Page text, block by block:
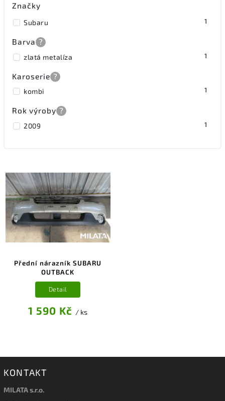
Značky
Subaru 1
Barva ?
zlatá metalíza 1
Karoserie ?
kombi 1
Rok výroby ?
2009 1
Přední nárazník SUBARU
OUTBACK
1 590 Kč / ks
Detail
KONTAKT
MILATA s.r.o.